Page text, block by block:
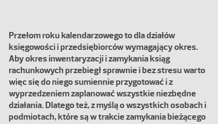
Przełom roku kalendarzowego to dla działów
księgowości i przedsiębiorców wymagający okres.
Aby okres inwentaryzacji i zamykania ksiąg
rachunkowych przebiegł sprawnie i bez stresu warto
więc się do niego sumiennie przygotować i z
wyprzedzeniem zaplanować wszystkie niezbędne
działania. Dlatego też, z myślą o wszystkich osobach i
podmiotach, które są w trakcie zamykania bieżącego